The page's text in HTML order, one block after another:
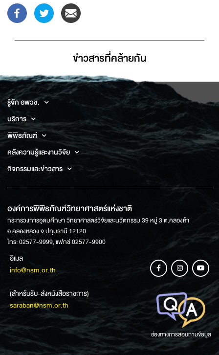
ข่าวสารที่่คล้ายกัน
รู้จัก อพวช.
บริการ
พิพิธภัณฑ์
คลังความรู้และงานวิจัย
กิจกรรมและข่าวสาร
องค์การพิพิธภัณฑ์วิทยาศาสตร์แห่งชาติ
กระทรวงการอุดมศึกษา วิทยาศาสตร์วิจัยและนวัตกรรม 39 หมู่ 3 ต.คลองห้า
อ.คลองหลวง จ.ปทุมธานี 12120
โทร: 02577-9999, แฟกซ์ 02577-9900
อีเมล
info@nsm.or.th
(สำหรับรับ-ส่งหนังสือราชการ)
saraban@nsm.or.th
ช่องทางการสอบถามข้อมูล